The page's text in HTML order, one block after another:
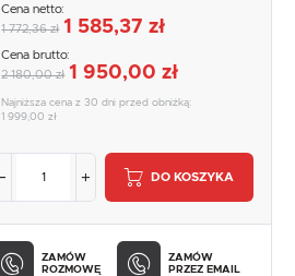
Cena netto:
1 772,36 zł 1 585,37 zł
Cena brutto:
2 180,00 zł 1 950,00 zł
Najniższa cena z 30 dni przed obniżką:
1 999,00 zł
DO KOSZYKA
ZAMÓW
ROZMOWĘ
ZAMÓW
PRZEZ EMAIL